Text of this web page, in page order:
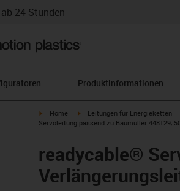
24 Stunden
Produktinformationen
igus-icon-arrow-right
Home igus-icon-arrow-right
Leitungen für Energieketten
Servoleitung passend zu Baumüller 448129,
readycable®